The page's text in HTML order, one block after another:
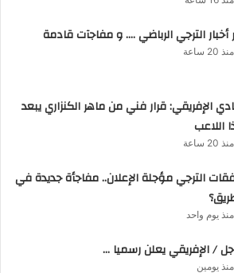
أخبار الترجي الرباضي …. و مفاجآت قادمة
منذ 20 ساعة
الإفريقي: قرار فني من ماهر الكنزاري يبعد
اللاعب
منذ 20 ساعة
الترجي مؤجلة الإعلان.. مفاجأة جديدة في
منذ يوم واحد
/ الإفريقي يعلن رسميا …
منذ يومين